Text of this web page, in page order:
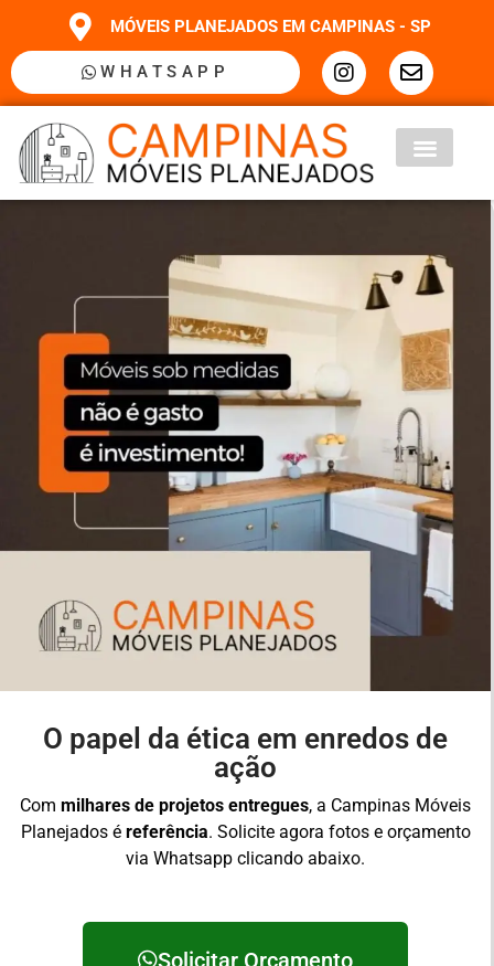
MÓVEIS PLANEJADOS EM CAMPINAS - SP
WHATSAPP
O papel da ética em enredos de
ação
Com milhares de projetos entregues, a Campinas Móveis
Planejados é referência. Solicite agora fotos e orçamento
via Whatsapp clicando abaixo.
Solicitar Orçamento